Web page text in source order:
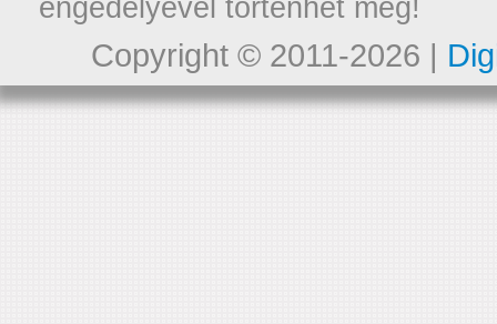
engedélyével történhet meg!
Copyright © 2011-2026 |